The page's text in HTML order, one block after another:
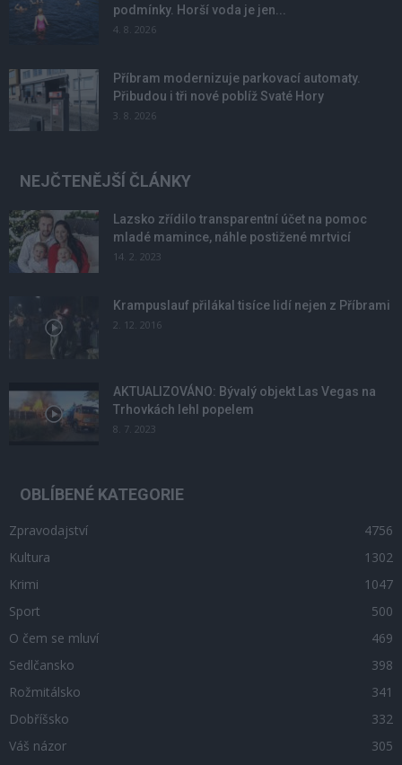
podmínky. Horší voda je jen...
4. 8. 2026
Příbram modernizuje parkovací automaty.
Přibudou i tři nové poblíž Svaté Hory
3. 8. 2026
NEJČTENĚJŠÍ ČLÁNKY
Lazsko zřídilo transparentní účet na pomoc
mladé mamince, náhle postižené mrtvicí
14. 2. 2023
Krampuslauf přilákal tisíce lidí nejen z Příbrami
2. 12. 2016
AKTUALIZOVÁNO: Bývalý objekt Las Vegas na
Trhovkách lehl popelem
8. 7. 2023
OBLÍBENÉ KATEGORIE
Zpravodajství
4756
Kultura
1302
Krimi
1047
Sport
500
O čem se mluví
469
Sedlčansko
398
Rožmitálsko
341
Dobříšsko
332
Váš názor
305